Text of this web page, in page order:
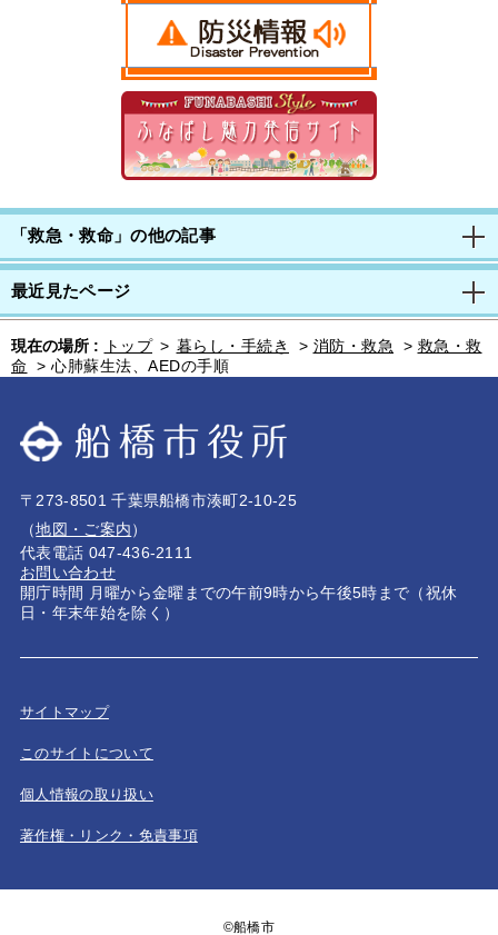
「救急・救命」の他の記事
最近見たページ
現在の場所 : トップ > 暮らし・手続き > 消防・救急 > 救急・救
命 > 心肺蘇生法、AEDの手順
〒273-8501 千葉県船橋市湊町2-10-25
（地図・ご案内）
代表電話 047-436-2111
お問い合わせ
開庁時間 月曜から金曜までの午前9時から午後5時まで（祝休
日・年末年始を除く）
サイトマップ
このサイトについて
個人情報の取り扱い
著作権・リンク・免責事項
©船橋市